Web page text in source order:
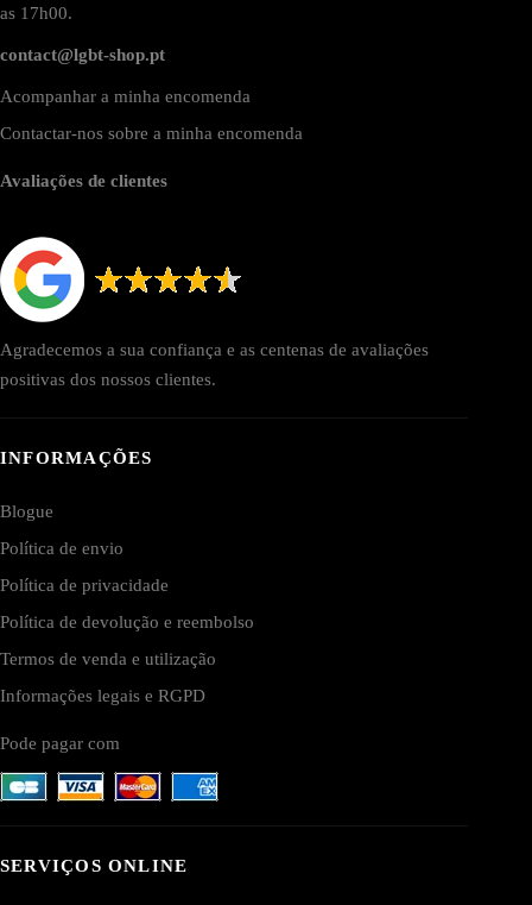
as 17h00.
contact@lgbt-shop.pt
Acompanhar a minha encomenda
Contactar-nos sobre a minha encomenda
Avaliações de clientes
Agradecemos a sua confiança e as centenas de avaliações
positivas dos nossos clientes.
INFORMAÇÕES
Blogue
Política de envio
Política de privacidade
Política de devolução e reembolso
Termos de venda e utilização
Informações legais e RGPD
Pode pagar com
SERVIÇOS ONLINE